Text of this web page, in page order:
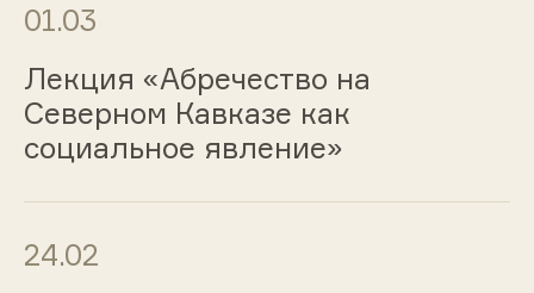
01.03
Лекция «Абречество на
Северном Кавказе как
социальное явление»
24.02